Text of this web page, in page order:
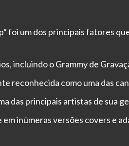
foi um dos principais fatores
incluindo o Grammy de
reconhecida como uma das
das principais artistas de sua
inúmeras versões covers e